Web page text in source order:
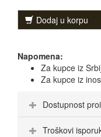
Dodaj u korpu
Napomena:
Za kupce iz
Za kupce iz
Dostupnost
Troškovi